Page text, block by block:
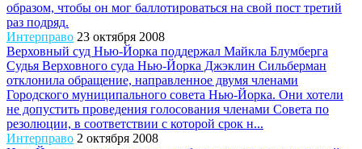
образом, чтобы он мог баллотироваться на свой пост третий
раз подряд.
Интерправо 23 октября 2008
Верховный суд Нью-Йорка поддержал Майкла Блумберга
Судья Верховного суда Нью-Йорка Джэклин Сильберман
отклонила обращение, направленное двумя членами
Городского муниципального совета Нью-Йорка. Они хотели
не допустить проведения голосования членами Совета по
резолюции, в соответствии с которой срок н...
Интерправо 2 октября 2008